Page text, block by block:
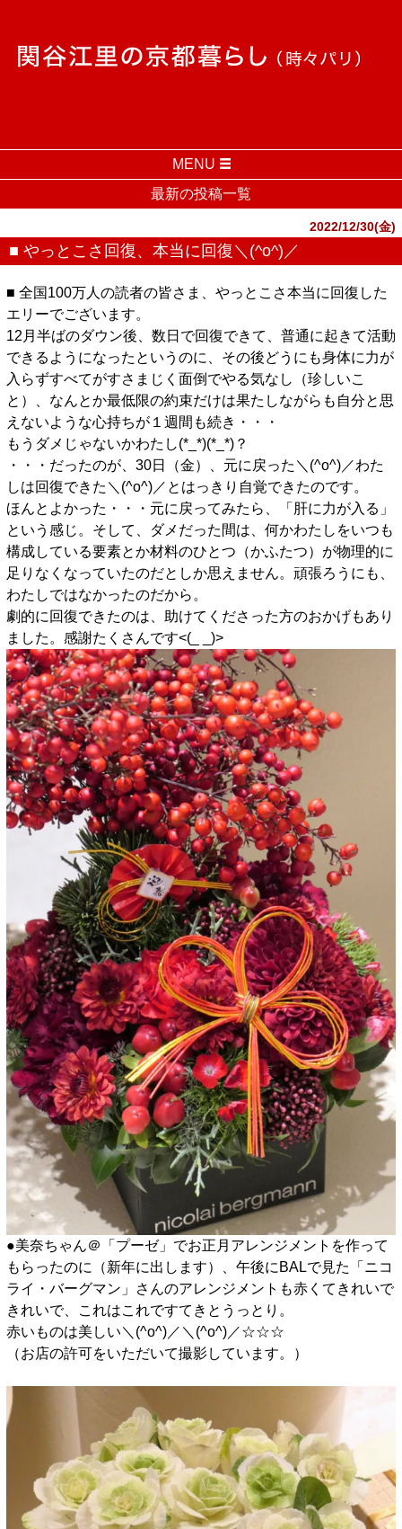
MENU
最新の投稿一覧
2022/12/30(金)
■ やっとこさ回復、本当に回復＼(^o^)／
■ 全国100万人の読者の皆さま、やっとこさ本当に回復した
エリーでございます。
12月半ばのダウン後、数日で回復できて、普通に起きて活動
できるようになったというのに、その後どうにも身体に力が
入らずすべてがすさまじく面倒でやる気なし（珍しいこ
と）、なんとか最低限の約束だけは果たしながらも自分と思
えないような心持ちが１週間も続き・・・
もうダメじゃないかわたし(*_*)(*_*)？
・・・だったのが、30日（金）、元に戻った＼(^o^)／わた
しは回復できた＼(^o^)／とはっきり自覚できたのです。
ほんとよかった・・・元に戻ってみたら、「肝に力が入る」
という感じ。そして、ダメだった間は、何かわたしをいつも
構成している要素とか材料のひとつ（かふたつ）が物理的に
足りなくなっていたのだとしか思えません。頑張ろうにも、
わたしではなかったのだから。
劇的に回復できたのは、助けてくださった方のおかげもあり
ました。感謝たくさんです<(_ _)>
●美奈ちゃん＠「プーゼ」でお正月アレンジメントを作って
もらったのに（新年に出します）、午後にBALで見た「ニコ
ライ・バーグマン」さんのアレンジメントも赤くてきれいで
きれいで、これはこれですてきとうっとり。
赤いものは美しい＼(^o^)／＼(^o^)／☆☆☆
（お店の許可をいただいて撮影しています。）